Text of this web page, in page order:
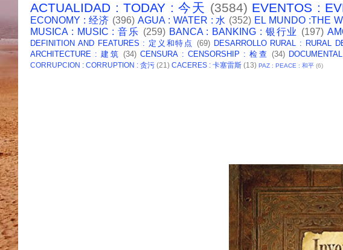
ACTUALIDAD : TODAY : 今天 (3584) EVENTOS :
ECONOMY : 经济 (396) AGUA : WATER : 水 (352) EL MUNDO :THE
MUSICA : MUSIC : 音乐 (259) BANCA : BANKING : 银行业 (197)
DEFINITION AND FEATURES : 定义和特点 (69) DESARROLLO RURAL : RURAL
ARCHITECTURE : 建筑 (34) CENSURA : CENSORSHIP : 检查 (34)
CORRUPCION : CORRUPTION : 贪污 (21) CACERES : 卡塞雷斯 (13) PAZ : PEACE : 和平 (6)